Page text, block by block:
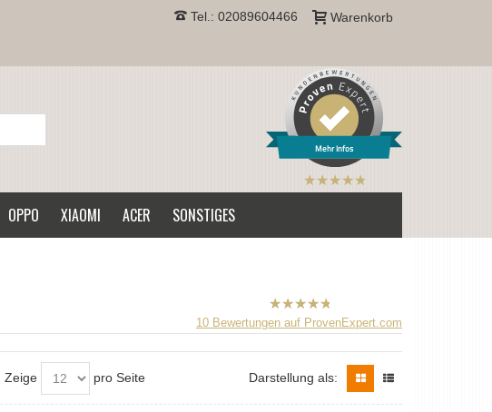
Warenkorb
Tel.: 02089604466
Mehr Infos
B2CPrint
Sternen |
OPPO XIAOMI ACER SONSTIGES
B2CPrint
hat5von
5
10 Bewertungen auf ProvenExpert.com
Zeige pro Seite Darstellung als: